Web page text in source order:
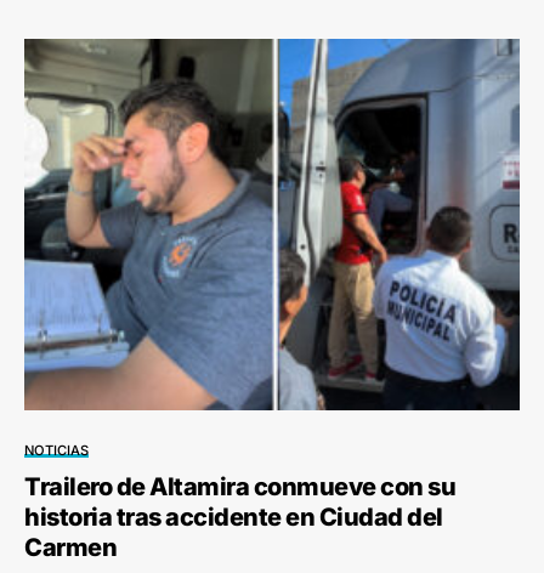
NOTICIAS
Trailero de Altamira conmueve con su
historia tras accidente en Ciudad del
Carmen